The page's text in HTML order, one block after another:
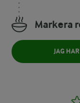
Markera
JAG